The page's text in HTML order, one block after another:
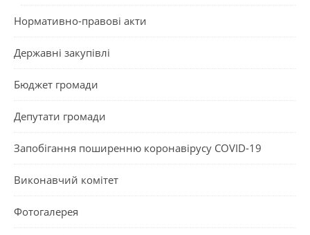
Нормативно-правові акти
Державні закупівлі
Бюджет громади
Депутати громади
Запобігання поширенню коронавірусу COVID-19
Виконавчий комітет
Фотогалерея